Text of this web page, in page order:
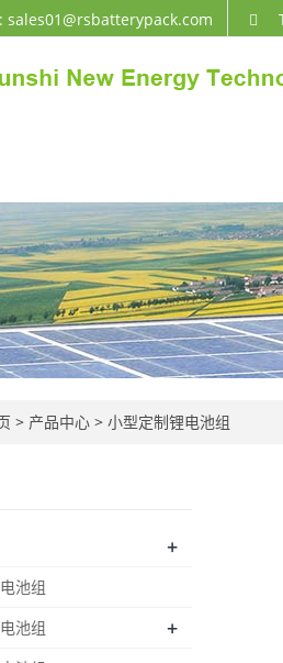
sales01@rsbatterypack.com
> 产品中心 > 小型定制锂电池组
+
池组
池组
+